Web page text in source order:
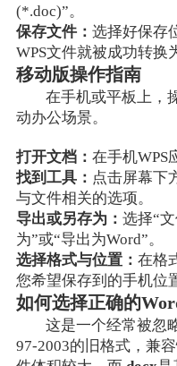
(*.doc)”。
保存文件： 选择好保存
WPS文件就被成功转换
移动版操作指南
在手机或平板上，
动办公场景。
打开文档： 在手机WPS
找到工具： 点击屏幕下
与文件相关的选项。
导出或另存为： 选择“
为”或“导出为Word”。
选择格式与位置： 在格
您希望保存到的手机位
如何选择正确的
这是一个经常被忽
97-2003的旧格式，兼